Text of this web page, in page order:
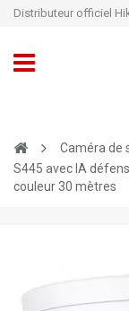
Caméra de
S445 avec IA
couleur 30 mètres